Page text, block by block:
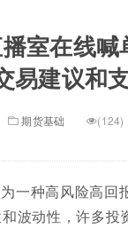
室在线
易建议和支
期货基础 (124)
一种高风险高回
波动性，许多